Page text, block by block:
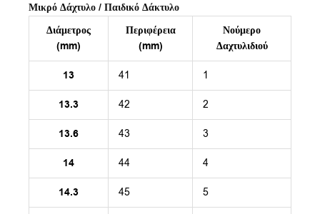
Μικρό Δάχτυλο / Παιδικό Δάκτυλο
Διάμετρος
(mm)
Περιφέρεια
(mm)
Νούμερο
Δαχτυλιδιού
13 41 1
13.3 42 2
13.6 43 3
14 44 4
14.3 45 5